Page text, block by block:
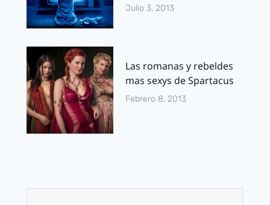
Julio 3, 2013
Las romanas y rebeldes
mas sexys de Spartacus
Febrero 8, 2013